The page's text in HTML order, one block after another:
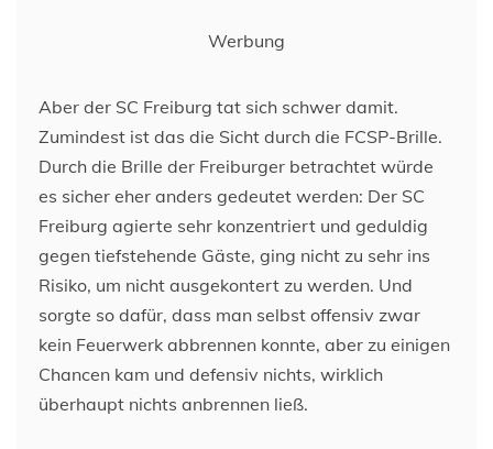
Werbung
Aber der SC Freiburg tat sich schwer damit.
Zumindest ist das die Sicht durch die FCSP-Brille.
Durch die Brille der Freiburger betrachtet würde
es sicher eher anders gedeutet werden: Der SC
Freiburg agierte sehr konzentriert und geduldig
gegen tiefstehende Gäste, ging nicht zu sehr ins
Risiko, um nicht ausgekontert zu werden. Und
sorgte so dafür, dass man selbst offensiv zwar
kein Feuerwerk abbrennen konnte, aber zu einigen
Chancen kam und defensiv nichts, wirklich
überhaupt nichts anbrennen ließ.